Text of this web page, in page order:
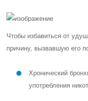
Чтобы избавиться от
причину, вызвавшую его
Хронический
употребления